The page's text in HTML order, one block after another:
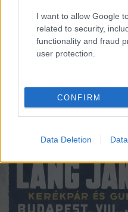
I want to allow Google
related to security,
functionality and fraud
user protection.
CONFIRM
Data Deletion